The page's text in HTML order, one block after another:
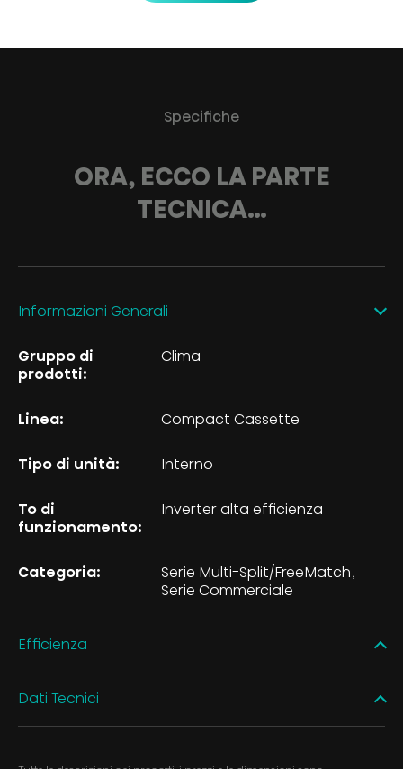
Specifiche
ORA, ECCO LA PARTE
TECNICA…
Informazioni Generali
Gruppo di
prodotti:
Clima
Linea: Compact Cassette
Tipo di unità: Interno
To di
funzionamento:
Inverter alta efficienza
Categoria:
Serie Multi-Split/FreeMatch
Serie Commerciale
Efficienza
Dati Tecnici